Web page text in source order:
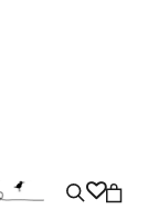
Ouvrir la